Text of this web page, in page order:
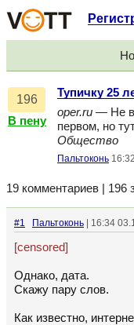
196
В пену
Тупичку 25
oper.ru — Не
первом, но
Общество
Пальтоконь
19 комментариев | 196
#1 Пальтоконь | 16:34
[censored]
Однако, дата.
Скажу пару слов.
Как известно,